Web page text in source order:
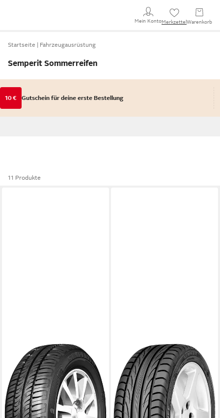
Mein KontoMerkzettel Warenkorb
Startseite Fahrzeugausrüstung
Semperit Sommerreifen
10 € Gutschein für deine erste Bestellung
11 Produkte
SEMPERIT
Sommerreifen Comfort Life 2
Kraftstoffeffizienz
Produktdatenblatt
Nasshaftung
Produktdatenblatt
89,99 €
lieferbar - in 4-5 Werktagen bei dir
SEMPERIT
Sommerreifen Speed Life 3
Kraftstoffeffizienz
Produktdatenblatt
Nasshaftung
Produktdatenblatt
149,99 €
lieferbar - in 4-5 Werktagen bei dir